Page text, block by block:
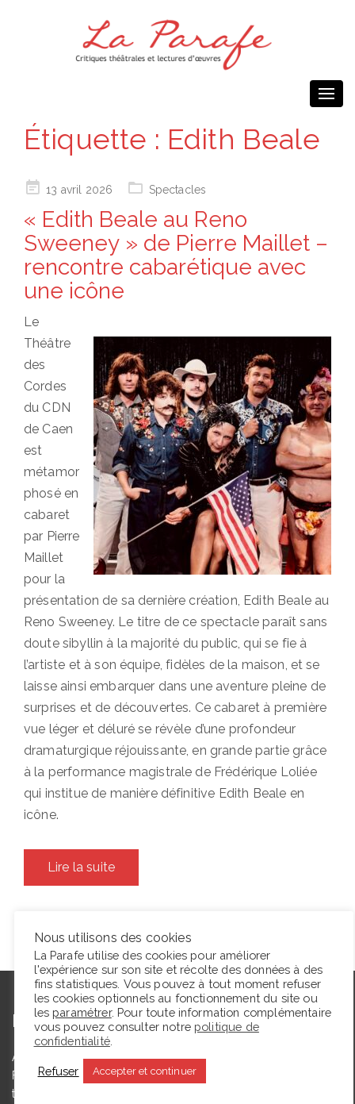
Étiquette : Edith Beale
Posted13 avril 2026 Spectacles
« Edith Beale au Reno
Sweeney » de Pierre Maillet –
rencontre cabarétique avec
une icône
Le
Théâtre
des
Cordes
du CDN
de Caen
est
métamor
phosé en
cabaret
par Pierre
Maillet
pour la
présentation de sa dernière création, Edith Beale au
Reno Sweeney. Le titre de ce spectacle paraît sans
doute sibyllin à la majorité du public, qui se fie à
l’artiste et à son équipe, fidèles de la maison, et se
laisse ainsi embarquer dans une aventure pleine de
surprises et de découvertes. Ce cabaret à première
vue léger et déluré se révèle d’une profondeur
dramaturgique réjouissante, en grande partie grâce
à la performance magistrale de Frédérique Loliée
qui institue de manière définitive Edith Beale en
icône.
Lire la suite
L’autrice
Agrégée de lettres modernes et docteure en études théâtrales,
Floriane Toussaint est maîtresse de conférences en études
théâtrales à l’Université de Caen Normandie et membre du
Nous utilisons des cookies
La Parafe utilise des cookies pour améliorer
l'expérience sur son site et récolte des données à des
fins statistiques. Vous pouvez à tout moment refuser
les cookies optionnels au fonctionnement du site ou
les paramétrer. Pour toute information complémentaire
vous pouvez consulter notre politique de
confidentialité.
Refuser Accepter et continuer